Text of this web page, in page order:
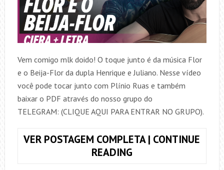
Vem comigo mlk doido! O toque junto é da música Flor
e o Beija-Flor da dupla Henrique e Juliano. Nesse vídeo
você pode tocar junto com Plínio Ruas e também
baixar o PDF através do nosso grupo do
TELEGRAM: (CLIQUE AQUI PARA ENTRAR NO GRUPO).
VER POSTAGEM COMPLETA | CONTINUE
READINGTOQUE